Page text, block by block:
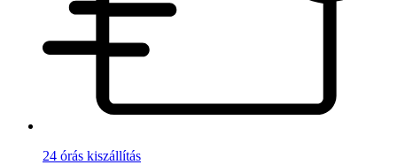
24 órás kiszállítás